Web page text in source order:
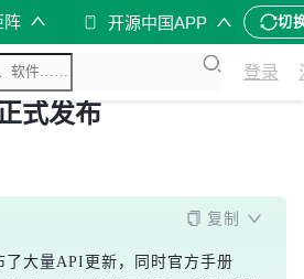
阵 开源中国APP 切
登录
式发布
复制
了大量API更新，同时官方手册